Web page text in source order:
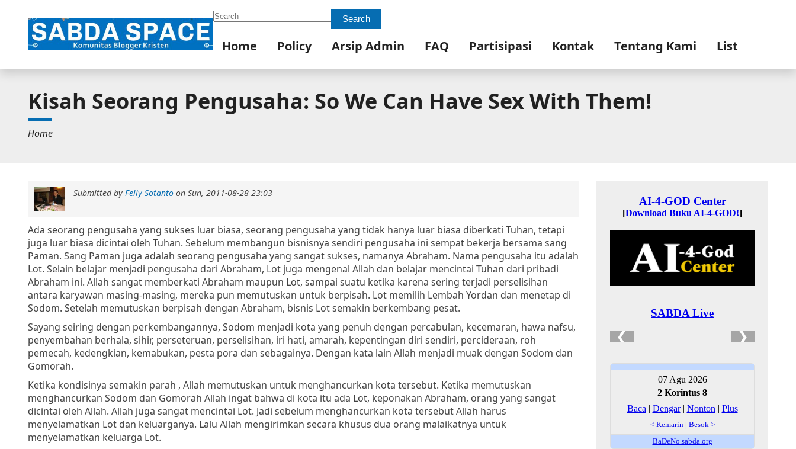
Search Search
Home Policy Arsip Admin FAQ Partisipasi Kontak Tentang Kami List
Kisah Seorang Pengusaha: So We Can Have Sex With Them!
Home
Submitted byFelly Sotanto onSun, 2011-08-28 23:03
Ada seorang pengusaha yang sukses luar biasa, seorang pengusaha yang tidak hanya luar biasa diberkati Tuhan, tetapi
juga luar biasa dicintai oleh Tuhan. Sebelum membangun bisnisnya sendiri pengusaha ini sempat bekerja bersama sang
Paman. Sang Paman juga adalah seorang pengusaha yang sangat sukses, namanya Abraham. Nama pengusaha itu adalah
Lot. Selain belajar menjadi pengusaha dari Abraham, Lot juga mengenal Allah dan belajar mencintai Tuhan dari pribadi
Abraham ini. Allah sangat memberkati Abraham maupun Lot, sampai suatu ketika karena sering terjadi perselisihan
antara karyawan masing-masing, mereka pun memutuskan untuk berpisah. Lot memilih Lembah Yordan dan menetap di
Sodom. Setelah memutuskan berpisah dengan Abraham, bisnis Lot semakin berkembang pesat.
Sayang seiring dengan perkembangannya, Sodom menjadi kota yang penuh dengan percabulan, kecemaran, hawa nafsu,
penyembahan berhala, sihir, perseteruan, perselisihan, iri hati, amarah, kepentingan diri sendiri, percideraan, roh
pemecah, kedengkian, kemabukan, pesta pora dan sebagainya. Dengan kata lain Allah menjadi muak dengan Sodom dan
Gomorah.
Ketika kondisinya semakin parah , Allah memutuskan untuk menghancurkan kota tersebut. Ketika memutuskan
menghancurkan Sodom dan Gomorah Allah ingat bahwa di kota itu ada Lot, keponakan Abraham, orang yang sangat
dicintai oleh Allah. Allah juga sangat mencintai Lot. Jadi sebelum menghancurkan kota tersebut Allah harus
menyelamatkan Lot dan keluarganya. Lalu Allah mengirimkan secara khusus dua orang malaikatnya untuk
menyelamatkan keluarga Lot.